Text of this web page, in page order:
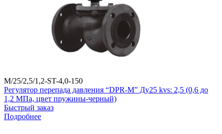
M/25/2,5/1,2-ST-4,0-150
Регулятор перепада давления “DPR-M” Ду25 kvs: 2,5 (0,6 до
1,2 МПа, цвет пружины-черный)
Быстрый заказ
Подробнее